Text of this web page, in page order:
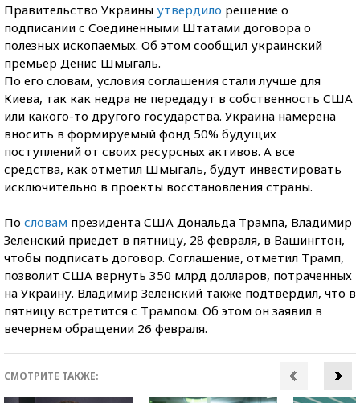
Правительство Украины утвердило решение о
подписании с Соединенными Штатами договора о
полезных ископаемых. Об этом сообщил украинский
премьер Денис Шмыгаль.
По его словам, условия соглашения стали лучше для
Киева, так как недра не передадут в собственность США
или какого-то другого государства. Украина намерена
вносить в формируемый фонд 50% будущих
поступлений от своих ресурсных активов. А все
средства, как отметил Шмыгаль, будут инвестировать
исключительно в проекты восстановления страны.
По словам президента США Дональда Трампа, Владимир
Зеленский приедет в пятницу, 28 февраля, в Вашингтон,
чтобы подписать договор. Соглашение, отметил Трамп,
позволит США вернуть 350 млрд долларов, потраченных
на Украину. Владимир Зеленский также подтвердил, что в
пятницу встретится с Трампом. Об этом он заявил в
вечернем обращении 26 февраля.
СМОТРИТЕ ТАКЖЕ: